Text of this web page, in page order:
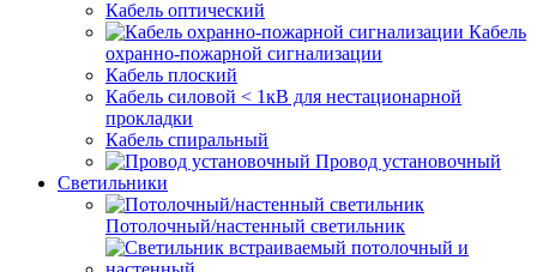
Кабель оптический
Кабель
охранно-пожарной сигнализации
Кабель плоский
Кабель силовой < 1кВ для нестационарной
прокладки
Кабель спиральный
Провод установочный
Светильники
Потолочный/настенный светильник